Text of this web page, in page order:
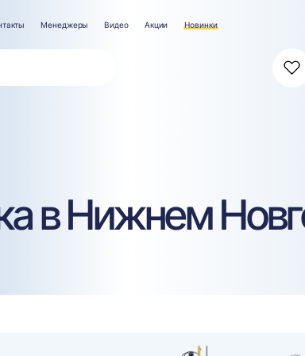
Менеджеры Видео Акции Новинки
в Нижнем